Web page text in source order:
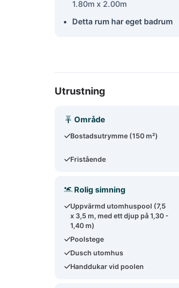
1.80m x 2.00m
Detta rum har eget badrum
Utrustning
Område
Bostadsutrymme (150 m²)
Fristående
Rolig simning
Uppvärmd utomhuspool (7,5
x 3,5 m, med ett djup på 1,30 -
1,40 m)
Poolstege
Dusch utomhus
Handdukar vid poolen